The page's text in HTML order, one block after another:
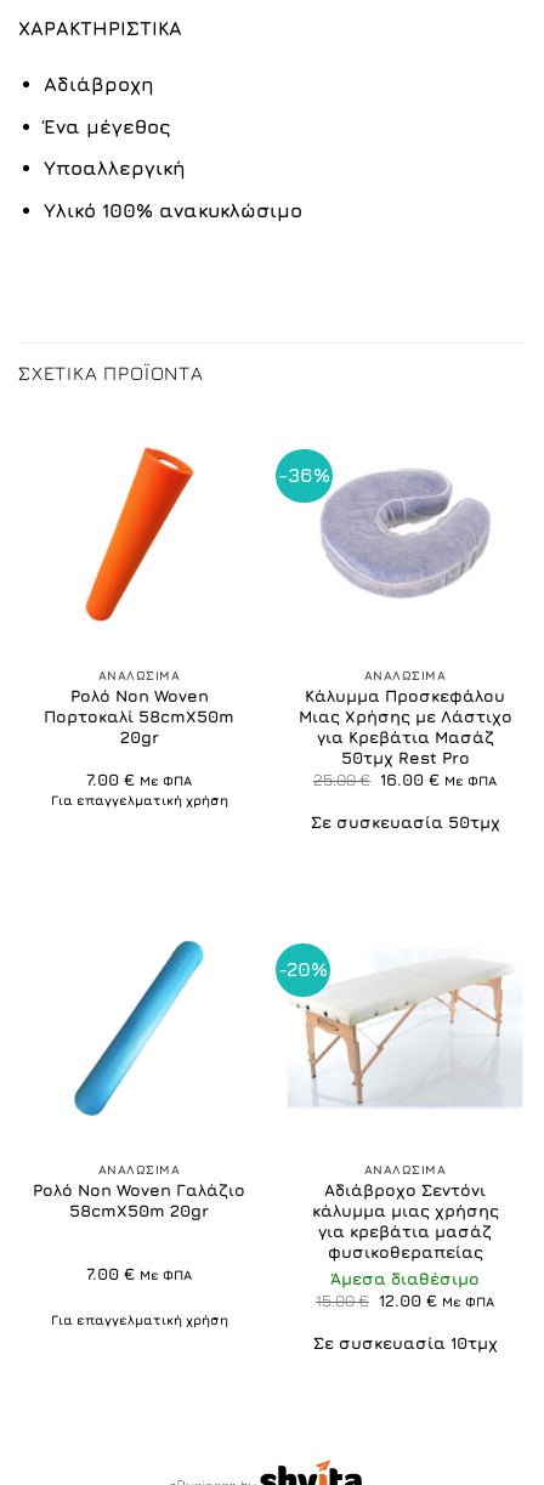
ΧΑΡΑΚΤΗΡΙΣΤΙΚΑ
Αδιάβροχη
Ένα μέγεθος
Υποαλλεργική
Υλικό 100% ανακυκλώσιμο
ΣΧΕΤΙΚΆ ΠΡΟΪΌΝΤΑ
ΑΝΑΛΩΣΙΜΑ
Ρολό Non Woven
Πορτοκαλί 58cmX50m
20gr
7.00 € Με ΦΠΑ
Για επαγγελματική χρήση
-36%
ΑΝΑΛΩΣΙΜΑ
Κάλυμμα Προσκεφάλου
Μιας Χρήσης με Λάστιχο
για Κρεβάτια Μασάζ
50τμχ Rest Pro
25.00€ Original
25.00 €.
16.00€Η
είναι:
Με ΦΠΑ
Σε συσκευασία 50τμχ
ΑΝΑΛΩΣΙΜΑ
Ρολό Non Woven Γαλάζιο
58cmX50m 20gr
7.00 € Με ΦΠΑ
Για επαγγελματική χρήση
-20%
ΑΝΑΛΩΣΙΜΑ
Αδιάβροχο Σεντόνι
κάλυμμα μιας χρήσης
για κρεβάτια μασάζ
φυσικοθεραπείας
Άμεσα διαθέσιμο
15.00€ Original
15.00 €.
12.00€Η
είναι:
Με ΦΠΑ
Σε συσκευασία 10τμχ